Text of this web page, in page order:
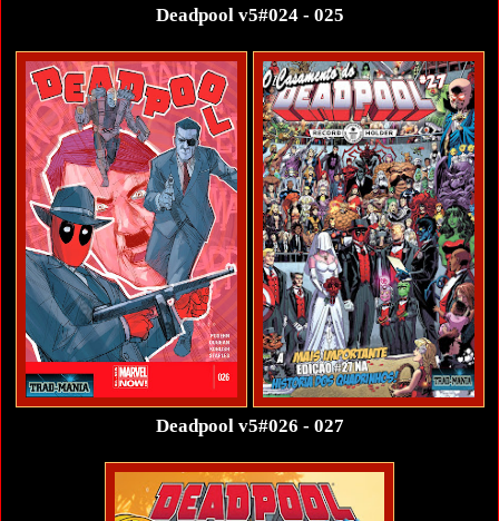
Deadpool v5#024 - 025
Deadpool v5#026 - 027